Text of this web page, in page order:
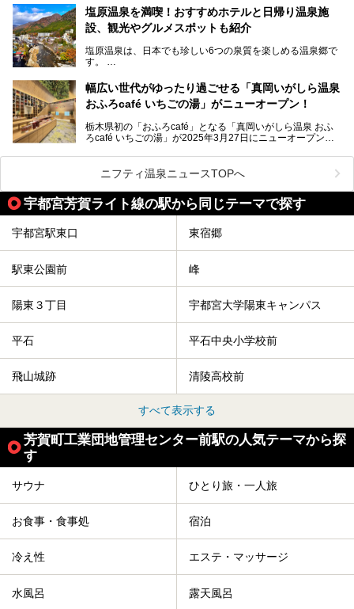
した。
那須湯本の温泉街から少し離れた静かな環境、一軒宿ゆえに
許される露天風呂からの絶景、日帰り入浴や素泊まりで気楽
た。
2名1室利用で1人あたり4,500円～と、思い立ったらすぐに
───
提供元：アイコニア・ホスピタリティ株式会社【PR】
この記事はほったらかしの宿 ゆうふり那須高雄温泉ロッジ
塩原温泉を満喫！おすすめホテルと日帰り温泉施
設、観光やグルメスポットも紹介
塩原温泉は、日本でも珍しい6つの泉質を楽しめる温泉郷で
す。
栃木県の北部にある箒川のほとりに11の温泉地が点在し、
古くから多くの人々から癒やしの場として愛されてきまし
た。
温泉に加えて、豊かな自然を感じられる観光スポットや、こ
こでしか味わえないご当地グルメなど、多彩な魅力がある北
この記事では、塩原温泉の概要や魅力とともに、おすすめの
宿泊施設と観光・グルメスポット、日帰り温泉を順に紹介し
ます。
塩原温泉で、いつもの温泉旅行とは一味違う旅行体験をして
みませんか。
幅広い世代がゆったり過ごせる「真岡いがしら温泉
おふろcafé いちごの湯」がニューオープン！
栃木県初の「おふろcafé」となる「真岡いがしら温泉 おふ
ろcafé いちごの湯」が2025年3月27日にニューオープンす
メインとなる天然温泉のお風呂をはじめ、リラックスエリア
やキッズエリア、カフェレストランなど、施設の隅々までチ
ェックしてきました！
ニフティ温泉ニュースTOPへ
宇都宮芳賀ライト線の駅から同じテーマで探す
宇都宮駅東口 東宿郷
駅東公園前 峰
陽東３丁目 宇都宮大学陽東キャンパス
平石 平石中央小学校前
飛山城跡 清陵高校前
すべて表示する
芳賀町工業団地管理センター前駅の人気テーマから探
す
サウナ ひとり旅・一人旅
お食事・食事処 宿泊
冷え性 エステ・マッサージ
水風呂 露天風呂